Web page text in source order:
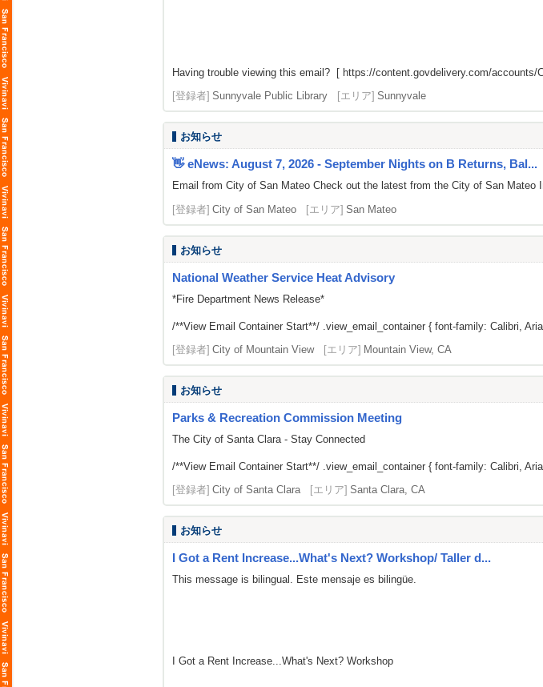
Having trouble viewing this email? [ https://content.govdelivery.com/accounts/
[登録者] Sunnyvale Public Library [エリア] Sunnyvale
お知らせ
👋 eNews: August 7, 2026 - September Nights on B Returns, Bal...
Email from City of San Mateo Check out the latest from the City of San
[登録者] City of San Mateo [エリア] San Mateo
お知らせ
National Weather Service Heat Advisory
*Fire Department News Release*
/**View Email Container Start**/ .view_email_container { font-family: Calibri,
[登録者] City of Mountain View [エリア] Mountain View, CA
お知らせ
Parks & Recreation Commission Meeting
The City of Santa Clara - Stay Connected
/**View Email Container Start**/ .view_email_container { font-family: Calibri,
[登録者] City of Santa Clara [エリア] Santa Clara, CA
お知らせ
I Got a Rent Increase...What's Next? Workshop/ Taller d...
This message is bilingual. Este mensaje es bilingüe.
I Got a Rent Increase...What's Next? Workshop